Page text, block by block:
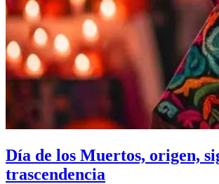
Día de los Muertos, origen,
trascendencia